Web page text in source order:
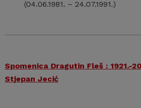
(04.06.1981. – 24.07.1991.)
Spomenica Dragutin Fleš : 1921.-
Stjepan Jecić